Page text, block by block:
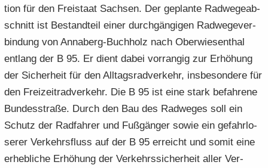
ti­on für den Frei­staat Sach­sen. Der ge­plan­te Rad­we­ge­ab­
schnitt ist Be­stand­teil einer durch­gän­gi­gen Rad­we­ge­ver­
bin­dung von Annaberg-​Buchholz nach Ober­wie­sen­thal
ent­lang der B 95. Er dient dabei vor­ran­gig zur Er­hö­hung
der Si­cher­heit für den All­tags­rad­ver­kehr, ins­be­son­de­re für
den Frei­zeitrad­ver­kehr. Die B 95 ist eine stark be­fah­re­ne
Bun­des­stra­ße. Durch den Bau des Rad­we­ges soll ein
Schutz der Rad­fah­rer und Fuß­gän­ger sowie ein ge­fahr­lo­
se­rer Ver­kehrs­fluss auf der B 95 er­reicht und somit eine
er­heb­li­che Er­hö­hung der Ver­kehrs­si­cher­heit aller Ver­